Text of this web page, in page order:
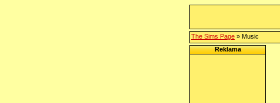
The Sims Page » Music
Reklama